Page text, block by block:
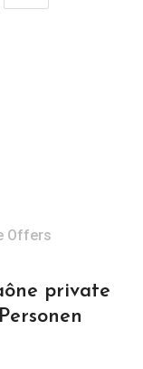
Offers
private